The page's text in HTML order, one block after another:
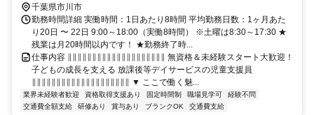
千葉県市川市
勤務時間詳細 実働時間：1日あたり8時間 平均勤務日数：1ヶ月あた
り20日 〜 22日 9:00～18:00（実働8時間） ※土曜は8:30～17:30 ★
残業は月20時間以内です！ ★勤務終了時...
仕事内容 ∥∥∥∥∥∥∥∥∥∥∥∥∥∥∥∥∥∥∥∥ 無資格＆未経験スタート大歓迎！
子どもの成長を支える 放課後等デイサービスの児童支援員
∥∥∥∥∥∥∥∥∥∥∥∥∥∥∥∥∥∥∥∥ ▼ ここで働く魅...
業界未経験者歓迎 資格取得支援あり 固定時間制 職場見学可
経験不問
交通費全額支給
研修あり 賞与あり ブランクOK 交通費支給